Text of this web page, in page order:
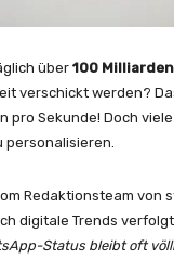
über 100
verschickt werden?
pro Sekunde! Doch
personalisieren.
Redaktionsteam von
digitale Trends
Status bleibt oft